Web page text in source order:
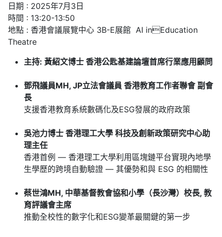
日期 : 2025年7月3日
時間 : 13:20-13:50
地點 : 香港會議展覽中心 3B-E展館 AI inEducation
Theatre
主持: 黃紹文博士 香港公匙基建論壇首席行業應用顧問
鄧飛議員MH, JP立法會議員 香港教育工作者聯會 副會
長
支援香港教育系統數碼化及ESG發展的政府政策
吳池力博士 香港理工大學 科技及創新政策研究中心助
理主任
香港首例 — 香港理工大學利用區塊鏈平台實現內地學
生學歷的跨境自動驗證 — 其優勢和與 ESG 的相關性
蔡世鴻MH, 中華基督教會協和小學（長沙灣）校長, 教
育評議會主席
推動全校性的數字化和ESG變革最關鍵的第一步